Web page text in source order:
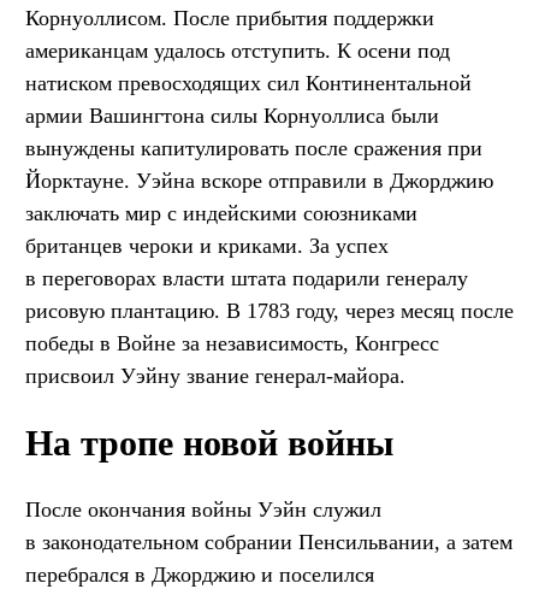
Корнуоллисом. После прибытия поддержки
американцам удалось отступить. К осени под
натиском превосходящих сил Континентальной
армии Вашингтона силы Корнуоллиса были
вынуждены капитулировать после сражения при
Йорктауне. Уэйна вскоре отправили в Джорджию
заключать мир с индейскими союзниками
британцев чероки и криками. За успех
в переговорах власти штата подарили генералу
рисовую плантацию. В 1783 году, через месяц после
победы в Войне за независимость, Конгресс
присвоил Уэйну звание генерал-майора.
На тропе новой войны
После окончания войны Уэйн служил
в законодательном собрании Пенсильвании, а затем
перебрался в Джорджию и поселился